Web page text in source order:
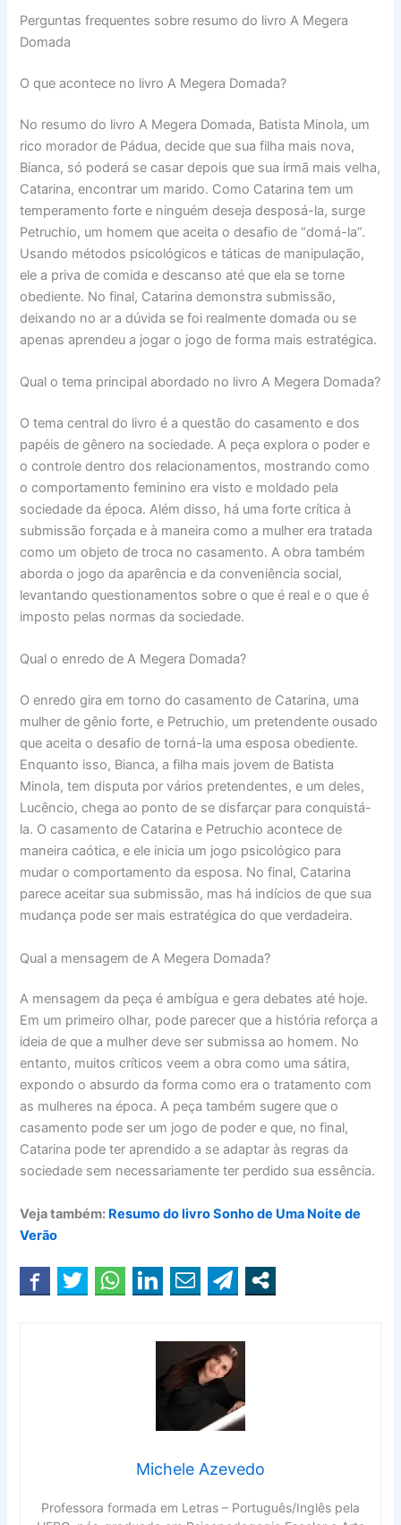
Perguntas frequentes sobre resumo do livro A Megera
Domada
O que acontece no livro A Megera Domada?
No resumo do livro A Megera Domada, Batista Minola, um
rico morador de Pádua, decide que sua filha mais nova,
Bianca, só poderá se casar depois que sua irmã mais velha,
Catarina, encontrar um marido. Como Catarina tem um
temperamento forte e ninguém deseja desposá-la, surge
Petruchio, um homem que aceita o desafio de “domá-la”.
Usando métodos psicológicos e táticas de manipulação,
ele a priva de comida e descanso até que ela se torne
obediente. No final, Catarina demonstra submissão,
deixando no ar a dúvida se foi realmente domada ou se
apenas aprendeu a jogar o jogo de forma mais estratégica.
Qual o tema principal abordado no livro A Megera Domada?
O tema central do livro é a questão do casamento e dos
papéis de gênero na sociedade. A peça explora o poder e
o controle dentro dos relacionamentos, mostrando como
o comportamento feminino era visto e moldado pela
sociedade da época. Além disso, há uma forte crítica à
submissão forçada e à maneira como a mulher era tratada
como um objeto de troca no casamento. A obra também
aborda o jogo da aparência e da conveniência social,
levantando questionamentos sobre o que é real e o que é
imposto pelas normas da sociedade.
Qual o enredo de A Megera Domada?
O enredo gira em torno do casamento de Catarina, uma
mulher de gênio forte, e Petruchio, um pretendente ousado
que aceita o desafio de torná-la uma esposa obediente.
Enquanto isso, Bianca, a filha mais jovem de Batista
Minola, tem disputa por vários pretendentes, e um deles,
Lucêncio, chega ao ponto de se disfarçar para conquistá-
la. O casamento de Catarina e Petruchio acontece de
maneira caótica, e ele inicia um jogo psicológico para
mudar o comportamento da esposa. No final, Catarina
parece aceitar sua submissão, mas há indícios de que sua
mudança pode ser mais estratégica do que verdadeira.
Qual a mensagem de A Megera Domada?
A mensagem da peça é ambígua e gera debates até hoje.
Em um primeiro olhar, pode parecer que a história reforça a
ideia de que a mulher deve ser submissa ao homem. No
entanto, muitos críticos veem a obra como uma sátira,
expondo o absurdo da forma como era o tratamento com
as mulheres na época. A peça também sugere que o
casamento pode ser um jogo de poder e que, no final,
Catarina pode ter aprendido a se adaptar às regras da
sociedade sem necessariamente ter perdido sua essência.
Veja também: Resumo do livro Sonho de Uma Noite de
Verão
Michele Azevedo
Professora formada em Letras – Português/Inglês pela